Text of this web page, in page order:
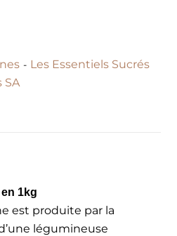
- Les Essentiels Sucrés
SA
1kg
est produite par la
légumineuse